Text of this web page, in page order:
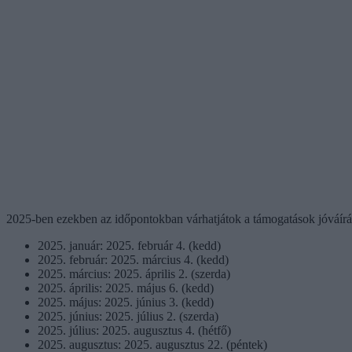
2025-ben ezekben az időpontokban várhatjátok a támogatások
2025. január: 2025. február 4. (kedd)
2025. február: 2025. március 4. (kedd)
2025. március: 2025. április 2. (szerda)
2025. április: 2025. május 6. (kedd)
2025. május: 2025. június 3. (kedd)
2025. június: 2025. július 2. (szerda)
2025. július: 2025. augusztus 4. (hétfő)
2025. augusztus: 2025. augusztus 22. (péntek)